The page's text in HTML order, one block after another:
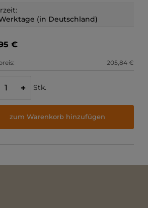
Werktage (in Deutschland)
€
205,84 €
+ Stk.
zum Warenkorb hinzufügen